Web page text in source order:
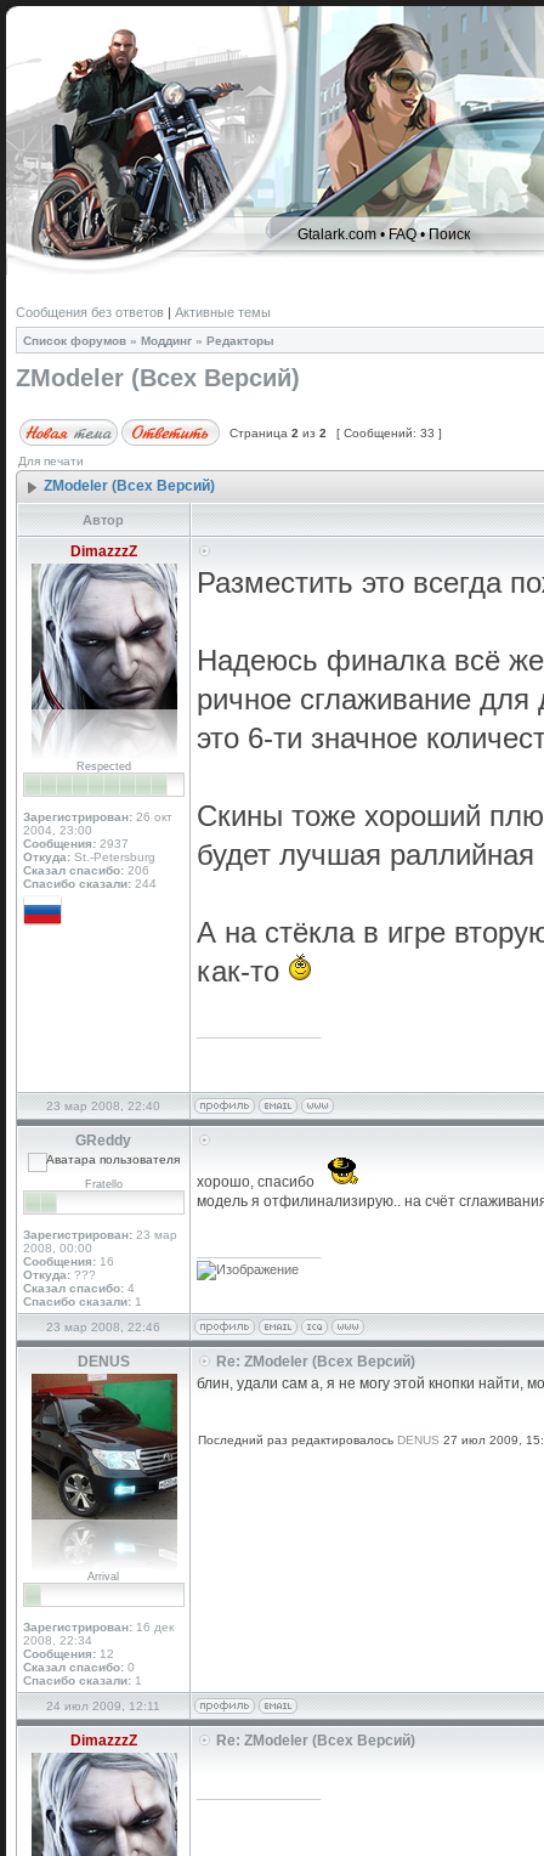
Gtalark.com •FAQ•Поиск
Сообщения без ответов | Активные темы
Список форумов » Моддинг » Редакторы
ZModeler (Всех Версий)
Страница 2 из 2 [ Сообщений: 33 ]
Для печати
ZModeler (Всех Версий)
Автор
DimazzzZ
Respected
Зарегистрирован: 26 окт
2004, 23:00
Сообщения: 2937
Откуда: St.-Petersburg
Сказал спасибо: 206
Спасибо сказали: 244
Разместить это всегда
Надеюсь финалка всё же
ричное сглаживание для
это 6-ти значное
Скины тоже хороший
будет лучшая
А на стёкла в игре
как-то
23 мар 2008, 22:40
GReddy
Fratello
Зарегистрирован: 23 мар
2008, 00:00
Сообщения: 16
Откуда: ???
Сказал спасибо: 4
Спасибо сказали: 1
хорошо, спасибо
модель я отфилинализирую.. на счёт
23 мар 2008, 22:46
DENUS
Arrival
Зарегистрирован: 16 дек
2008, 22:34
Сообщения: 12
Сказал спасибо: 0
Спасибо сказали: 1
Re: ZModeler (Всех Версий)
блин, удали сам а, я не могу этой кнопки найти,
Последний раз редактировалось DENUS 27 июл 2009,
24 июл 2009, 12:11
DimazzzZ Re: ZModeler (Всех Версий)